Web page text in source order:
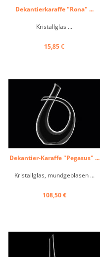
Dekantierkaraffe "Rona" ...
Kristallglas ...
15,85 €
Dekantier-Karaffe "Pegasus" ...
Kristallglas, mundgeblasen ...
108,50 €